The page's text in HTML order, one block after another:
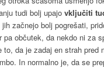
tudi bolj upajo vključiti
začnejo bolj pogrešati,
občutek, da nekdo ni za
to, da je zadaj en strah pred
In normalno je, da se